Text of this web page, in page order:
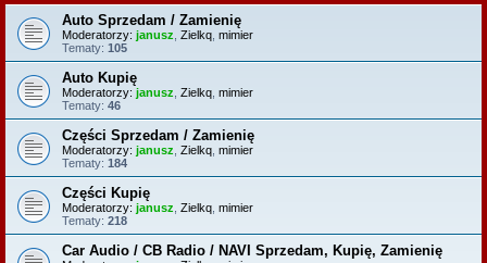
Auto Sprzedam / Zamienię
Moderatorzy: janusz Zielkq mimier
Tematy: 105
Auto Kupię
Moderatorzy: janusz Zielkq mimier
Tematy: 46
Części Sprzedam / Zamienię
Moderatorzy: janusz Zielkq mimier
Tematy: 184
Części Kupię
Moderatorzy: janusz Zielkq mimier
Tematy: 218
Car Audio / CB Radio / NAVI Sprzedam, Kupię, Zamienię